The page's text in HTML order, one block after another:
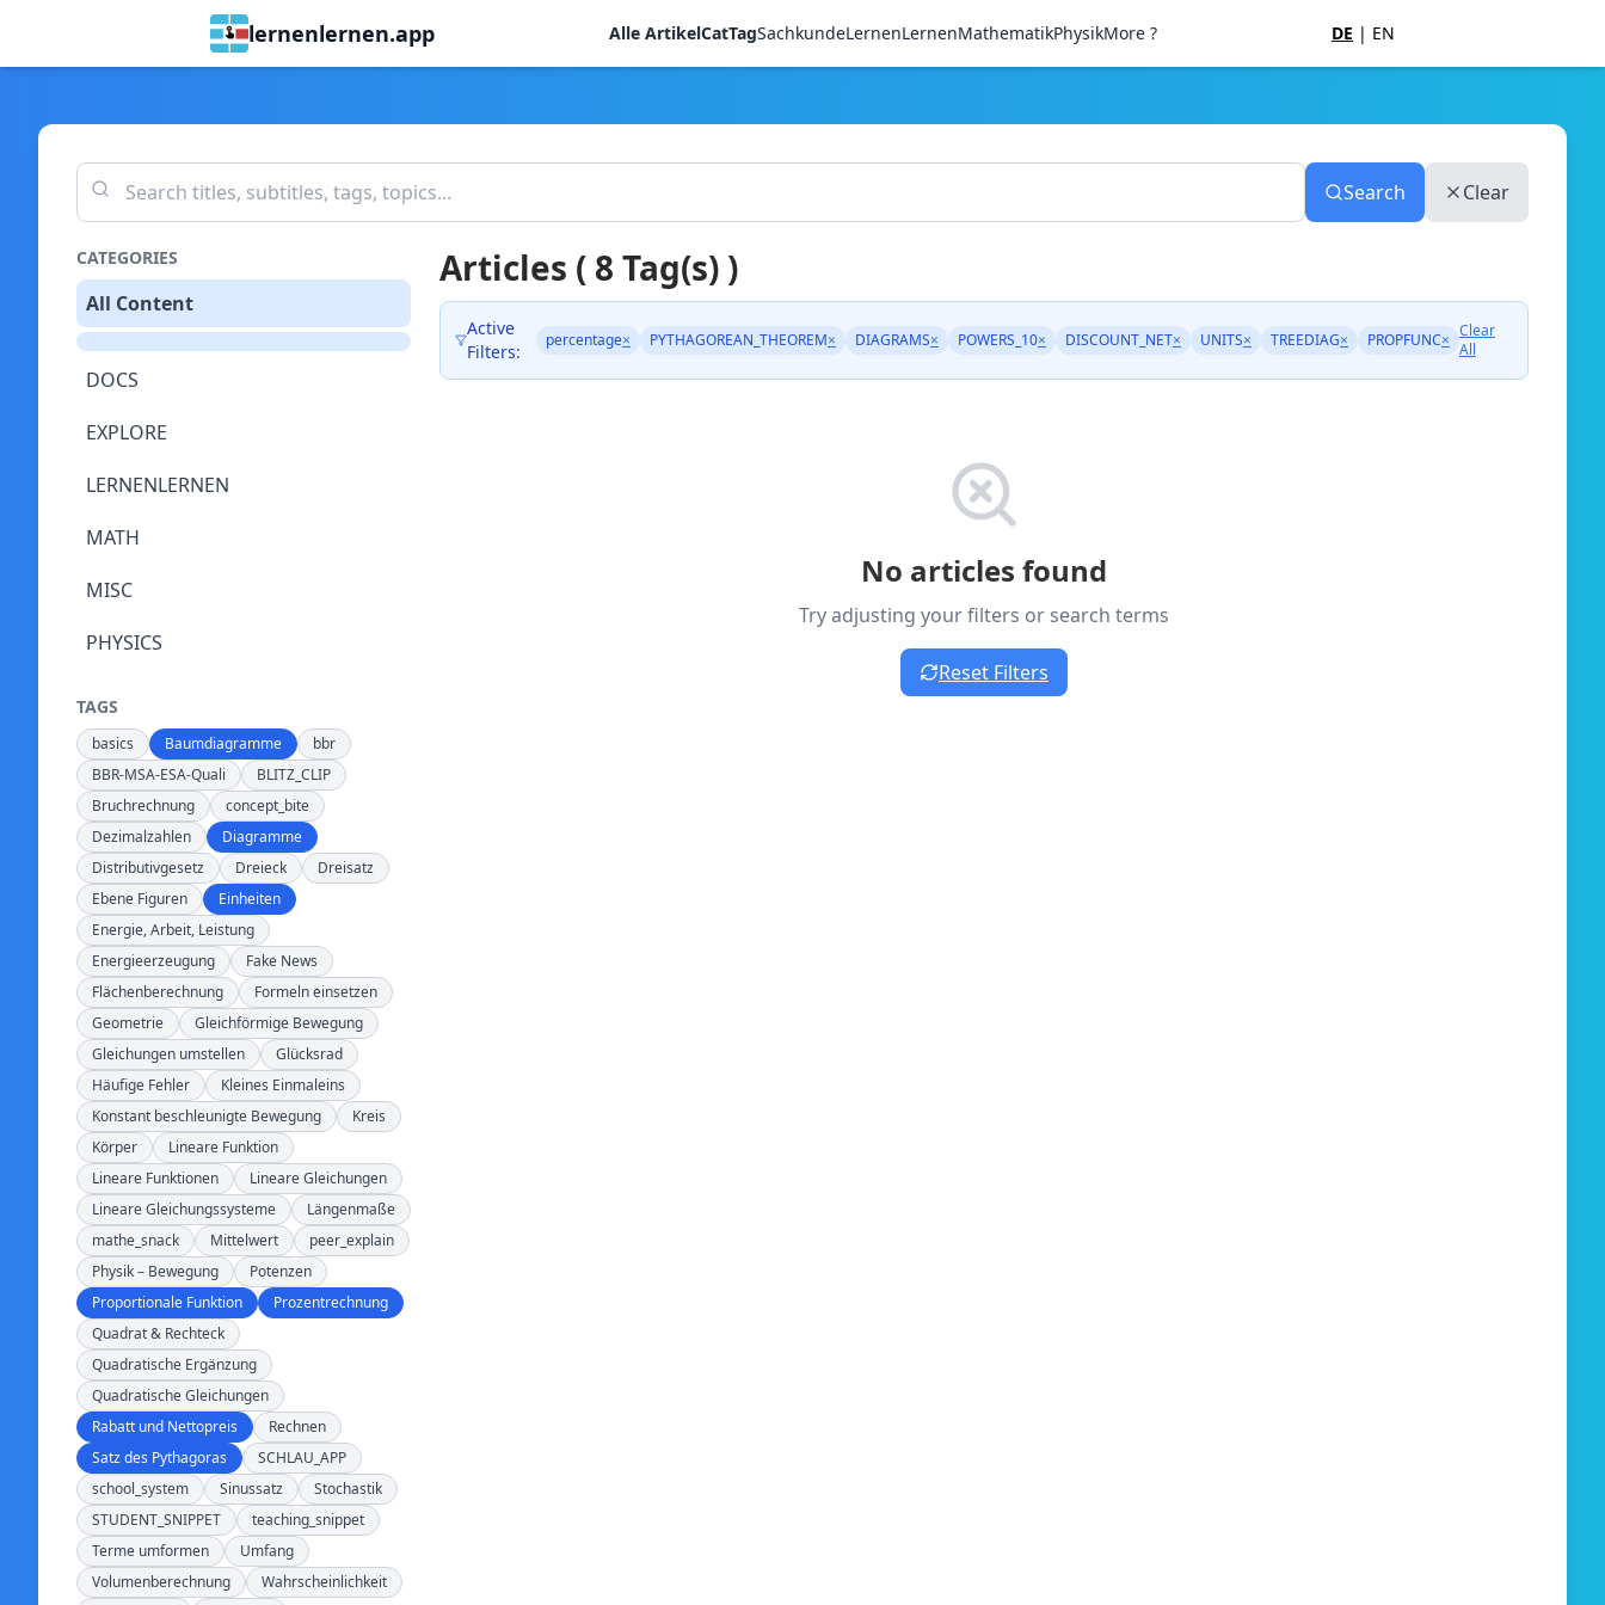
lernenlernen.app Alle ArtikelCatTagSachkundeLernenLernenMathematikPhysikMore ? DE | EN
Search Clear
CATEGORIES
All Content
DOCS
EXPLORE
LERNENLERNEN
MATH
MISC
PHYSICS
TAGS
basics Baumdiagramme
bbr
BBR-MSA-ESA-Quali
BLITZ_CLIP
Bruchrechnung
concept_bite
Dezimalzahlen
Diagramme
Distributivgesetz
Dreieck
Dreisatz
Ebene Figuren
Einheiten
Energie, Arbeit, Leistung
Energieerzeugung
Fake News
Flächenberechnung
Formeln einsetzen
Geometrie
Gleichförmige Bewegung
Gleichungen umstellen
Glücksrad
Häufige Fehler
Kleines Einmaleins
Konstant beschleunigte Bewegung
Kreis
Körper
Lineare Funktion
Lineare Funktionen
Lineare Gleichungen
Lineare Gleichungssysteme
Längenmaße
mathe_snack
Mittelwert
peer_explain
Physik – Bewegung
Potenzen
Proportionale Funktion
Prozentrechnung
Quadrat & Rechteck
Quadratische Ergänzung
Quadratische Gleichungen
Rabatt und Nettopreis
Rechnen
Satz des Pythagoras
SCHLAU_APP
school_system
Sinussatz
Stochastik
STUDENT_SNIPPET
teaching_snippet
Terme umformen
Umfang
Volumenberechnung
Wahrscheinlichkeit
Articles ( 8 Tag(s) )
Active
Filters:
percentage× PYTHAGOREAN_THEOREM× DIAGRAMS× POWERS_10× DISCOUNT_NET× UNITS× TREEDIAG× PROPFUNC× Clear
All
No articles found
Try adjusting your filters or search terms
Reset Filters